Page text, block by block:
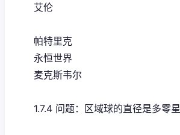
艾伦
帕特里克
永恒世界
麦克斯韦尔
1.7.4 问题：区域球的直径是多零星